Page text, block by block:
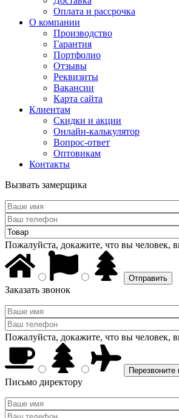
Оплата и рассрочка
О компании
Производство
Гарантия
Портфолио
Отзывы
Реквизиты
Вакансии
Карта сайта
Клиентам
Скидки и акции
Онлайн-калькулятор
Вопрос-ответ
Оптовикам
Контакты
Вызвать замерщика
Пожалуйста, докажите, что вы человек,
Заказать звонок
Пожалуйста, докажите, что вы человек,
Письмо директору